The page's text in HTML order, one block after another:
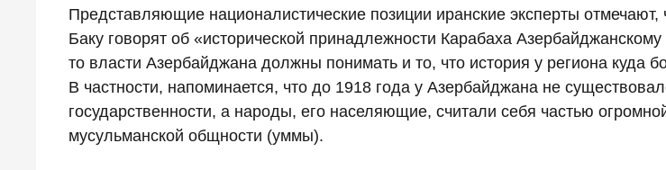
Представляющие националистические позиции иранские эксперты отмечают,
Баку говорят об «исторической принадлежности Карабаха Азербайджанскому
то власти Азербайджана должны понимать и то, что история у региона куда
В частности, напоминается, что до 1918 года у Азербайджана не
государственности, а народы, его населяющие, считали себя частью
мусульманской общности (уммы).